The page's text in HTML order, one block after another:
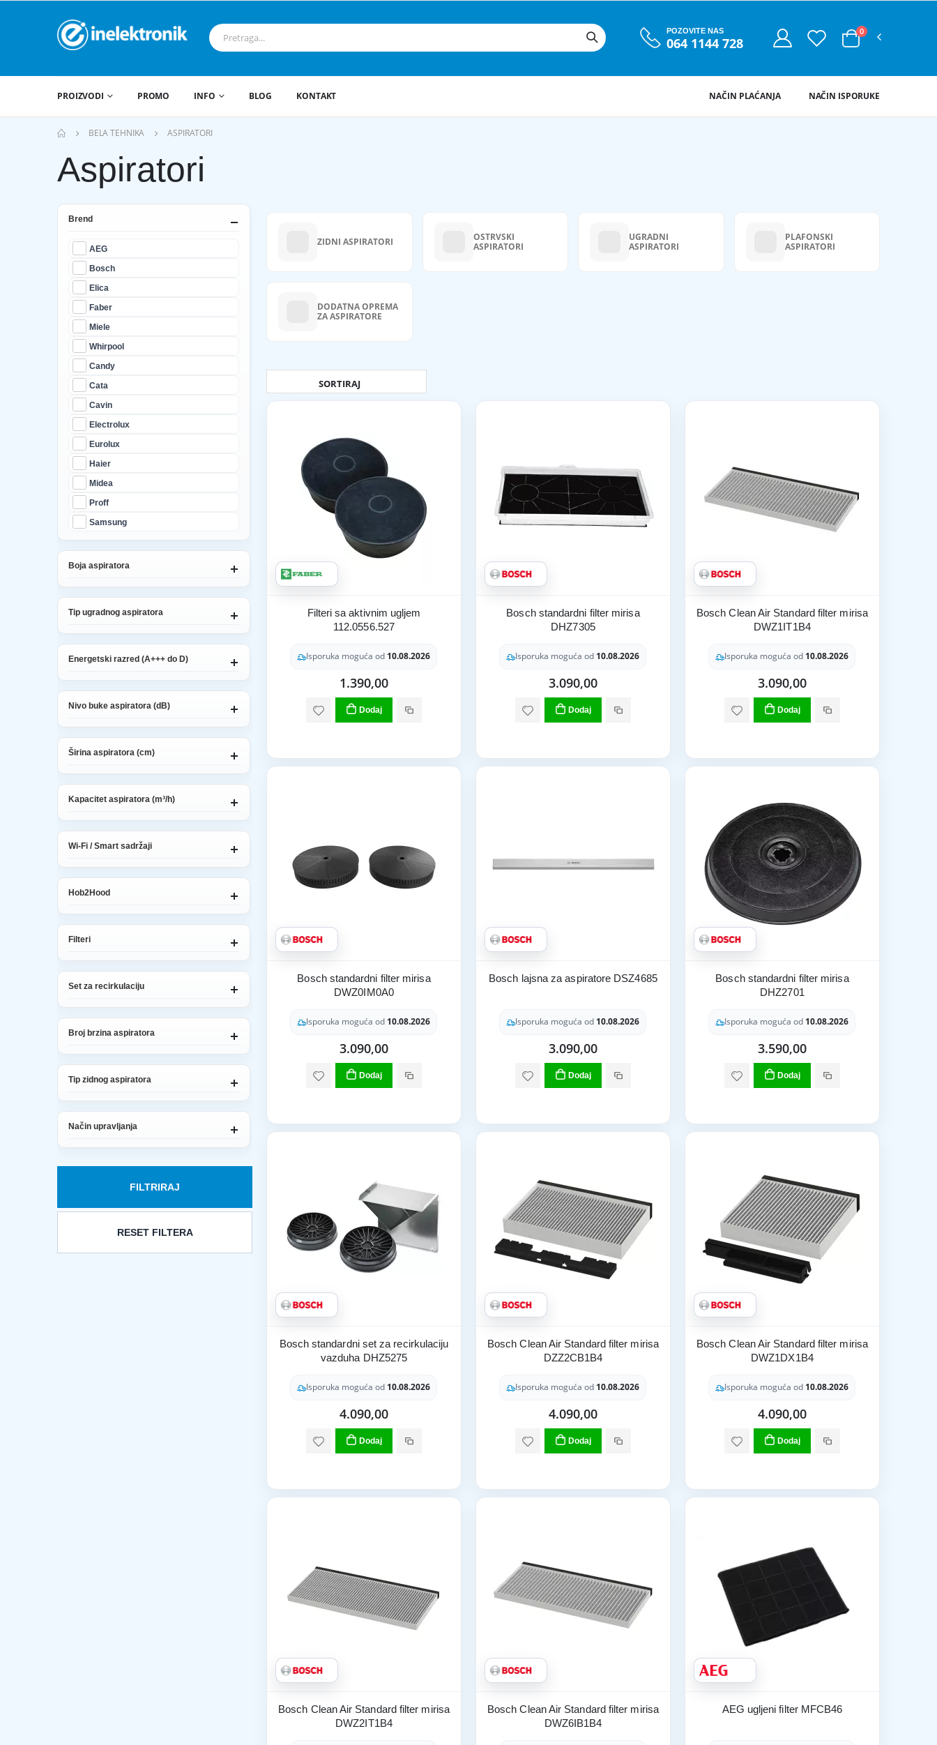
POZOVITE NAS
064 1144 728
0
PROIZVODI PROMO INFO BLOG KONTAKT NAČIN ISPORUKE
NAČIN PLAĆANJA
BELA TEHNIKA ASPIRATORI
Aspiratori
ZIDNI ASPIRATORI
OSTRVSKI
ASPIRATORI
UGRADNI
ASPIRATORI
PLAFONSKI
ASPIRATORI
DODATNA OPREMA
ZA ASPIRATORE
Filteri sa aktivnim ugljem
112.0556.527
Isporuka moguća od 10.08.2026
1.390,00
Dodaj
Bosch standardni filter mirisa
DHZ7305
Isporuka moguća od 10.08.2026
3.090,00
Dodaj
Bosch Clean Air Standard filter mirisa
DWZ1IT1B4
Isporuka moguća od 10.08.2026
3.090,00
Dodaj
Bosch standardni filter mirisa
DWZ0IM0A0
Isporuka moguća od 10.08.2026
3.090,00
Dodaj
Bosch lajsna za aspiratore DSZ4685
Isporuka moguća od 10.08.2026
3.090,00
Dodaj
Bosch standardni filter mirisa
DHZ2701
Isporuka moguća od 10.08.2026
3.590,00
Dodaj
Bosch standardni set za recirkulaciju
vazduha DHZ5275
Isporuka moguća od 10.08.2026
4.090,00
Dodaj
Bosch Clean Air Standard filter mirisa
DZZ2CB1B4
Isporuka moguća od 10.08.2026
4.090,00
Dodaj
Bosch Clean Air Standard filter mirisa
DWZ1DX1B4
Isporuka moguća od 10.08.2026
4.090,00
Dodaj
Bosch Clean Air Standard filter mirisa
DWZ2IT1B4
Bosch Clean Air Standard filter mirisa
DWZ6IB1B4
AEG ugljeni filter MFCB46
Brend
AEG
Bosch
Elica
Faber
Miele
Whirpool
Candy
Cata
Cavin
Electrolux
Eurolux
Haier
Midea
Proff
Samsung
Boja aspiratora
Tip ugradnog aspiratora
Energetski razred (A+++ do D)
Nivo buke aspiratora (dB)
Širina aspiratora (cm)
Kapacitet aspiratora (m³/h)
Wi-Fi / Smart sadržaji
Hob2Hood
Filteri
Set za recirkulaciju
Broj brzina aspiratora
Tip zidnog aspiratora
Način upravljanja
FILTRIRAJ
RESET FILTERA